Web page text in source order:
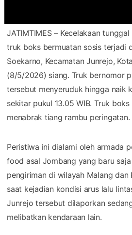
JATIMTIMES – Kecelakaan
truk boks bermuatan sosis terjadi
Soekarno, Kecamatan Junrejo,
(8/5/2026) siang. Truk bernomor
tersebut menyeruduk hingga naik
sekitar pukul 13.05 WIB. Truk
menabrak tiang rambu peringatan.
Peristiwa ini dialami oleh armada
food asal Jombang yang baru
pengiriman di wilayah Malang dan
saat kejadian kondisi arus lalu
Junrejo tersebut dilaporkan
melibatkan kendaraan lain.